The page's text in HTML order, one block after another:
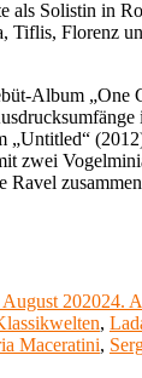
als Solistin in
Tiflis, Florenz
Album „One
„Untitled“
zwei
Ravel
August 202024.
,
Maceratini,